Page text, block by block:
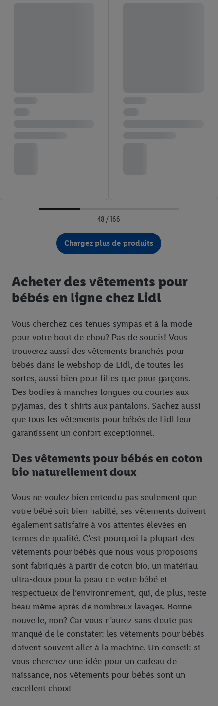
48 / 166
Chargez plus de produits
Acheter des vêtements pour
bébés en ligne chez Lidl
Vous cherchez des tenues sympas et à la mode
pour votre bout de chou? Pas de soucis! Vous
trouverez aussi des vêtements branchés pour
bébés dans le webshop de Lidl, de toutes les
sortes, aussi bien pour filles que pour garçons.
Des bodies à manches longues ou courtes aux
pyjamas, des t-shirts aux pantalons. Sachez aussi
que tous les vêtements pour bébés de Lidl leur
garantissent un confort exceptionnel.
Des vêtements pour bébés en coton
bio naturellement doux
Vous ne voulez bien entendu pas seulement que
votre bébé soit bien habillé, ses vêtements doivent
également satisfaire à vos attentes élevées en
termes de qualité. C’est pourquoi la plupart des
vêtements pour bébés que nous vous proposons
sont fabriqués à partir de coton bio, un matériau
ultra-doux pour la peau de votre bébé et
respectueux de l’environnement, qui, de plus, reste
beau même après de nombreux lavages. Bonne
nouvelle, non? Car vous n’aurez sans doute pas
manqué de le constater: les vêtements pour bébés
doivent souvent aller à la machine. Un conseil: si
vous cherchez une idée pour un cadeau de
naissance, nos vêtements pour bébés sont un
excellent choix!